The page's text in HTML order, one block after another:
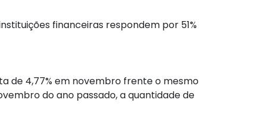
financeiras respondem por 51%
de 4,77% em novembro frente o mesmo
do ano passado, a quantidade de